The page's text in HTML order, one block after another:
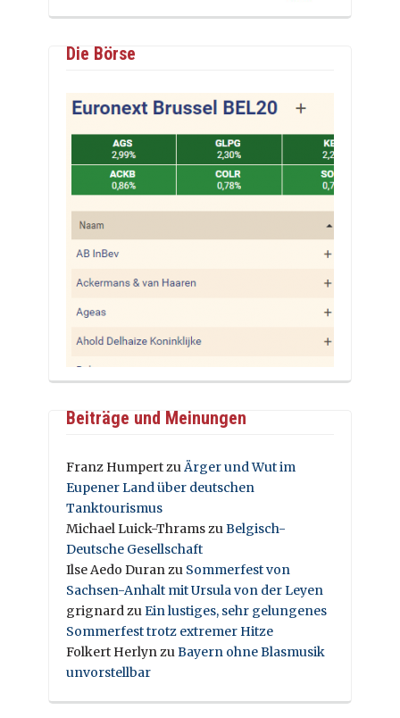
Die Börse
Beiträge und Meinungen
Franz HumpertzuÄrger und Wut im
Eupener Land über deutschen
Tanktourismus
Michael Luick-ThramszuBelgisch-
Deutsche Gesellschaft
Ilse Aedo Duranzu Sommerfest von
Sachsen-Anhalt mit Ursula von der Leyen
grignardzuEin lustiges, sehr gelungenes
Sommerfest trotz extremer Hitze
Folkert HerlynzuBayern ohne Blasmusik
unvorstellbar